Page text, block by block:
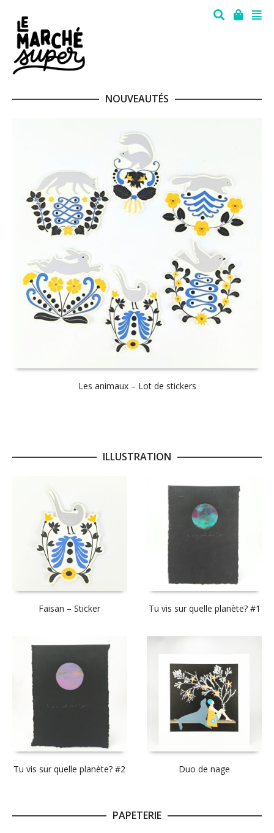
NOUVEAUTÉS
Les animaux – Lot de stickers
ILLUSTRATION
Faisan – Sticker Tu vis sur quelle planète? #1
Tu vis sur quelle planète? #2 Duo de nage
PAPETERIE